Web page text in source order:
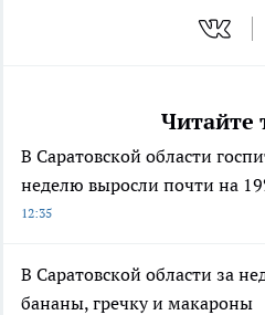
Читайте
В Саратовской области
неделю выросли почти на
12:35
В Саратовской области за
бананы, гречку и макароны